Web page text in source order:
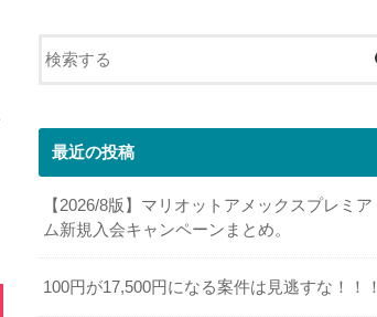
最近の投稿
【2026/8版】マリオットアメックスプレミア
ム新規入会キャンペーンまとめ。
100円が17,500円になる案件は見逃すな！！！